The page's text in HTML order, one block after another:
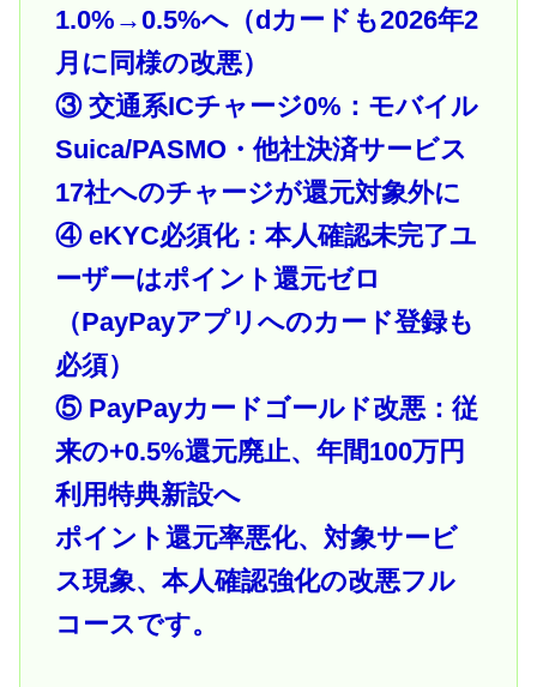
1.0%→0.5%へ（dカードも2026年2
月に同様の改悪）
③ 交通系ICチャージ0%：モバイル
Suica/PASMO・他社決済サービス
17社へのチャージが還元対象外に
④ eKYC必須化：本人確認未完了ユ
ーザーはポイント還元ゼロ
（PayPayアプリへのカード登録も
必須）
⑤ PayPayカードゴールド改悪：従
来の+0.5%還元廃止、年間100万円
利用特典新設へ
ポイント還元率悪化、対象サービ
ス現象、本人確認強化の改悪フル
コースです。